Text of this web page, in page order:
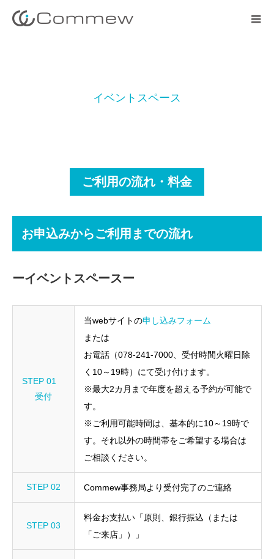
ご利用の流れ・料金
イ ベ ト ペ
ご 利
お申込みからご利用までの流れ
ーイベントスペースー
STEP 01
受付
当webサイトの申し込みフォーム
または
お電話（078-241-7000、受付時間火曜日除
く10～19時）にて受け付けます。
※最大2カ月まで年度を超える予約が可能で
す。
※ご利用可能時間は、基本的に10～19時で
す。それ以外の時間帯をご希望する場合は
ご相談ください。
STEP 02 Commew事務局より受付完了のご連絡
STEP 03
料金お支払い「原則、銀行振込（または
「ご来店」）」